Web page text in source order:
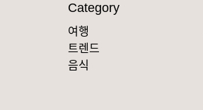
Category
여행
트렌드
음식